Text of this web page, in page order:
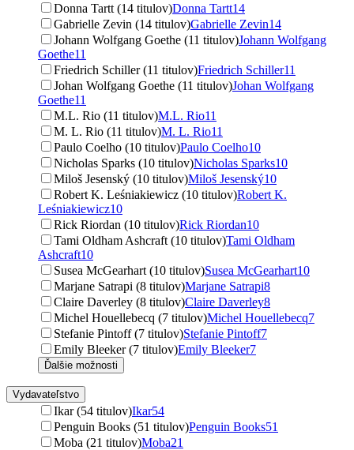
Donna Tartt (14 titulov)Donna Tartt14
Gabrielle Zevin (14 titulov)Gabrielle Zevin14
Johann Wolfgang Goethe (11 titulov)Johann Wolfgang
Goethe11
Friedrich Schiller (11 titulov)Friedrich Schiller11
Johan Wolfgang Goethe (11 titulov)Johan Wolfgang
Goethe11
M.L. Rio (11 titulov)M.L. Rio11
M. L. Rio (11 titulov)M. L. Rio11
Paulo Coelho (10 titulov)Paulo Coelho10
Nicholas Sparks (10 titulov)Nicholas Sparks10
Miloš Jesenský (10 titulov)Miloš Jesenský10
Robert K. Leśniakiewicz (10 titulov)Robert K.
Leśniakiewicz10
Rick Riordan (10 titulov)Rick Riordan10
Tami Oldham Ashcraft (10 titulov)Tami Oldham
Ashcraft10
Susea McGearhart (10 titulov)Susea McGearhart10
Marjane Satrapi (8 titulov)Marjane Satrapi8
Claire Daverley (8 titulov)Claire Daverley8
Michel Houellebecq (7 titulov)Michel Houellebecq7
Stefanie Pintoff (7 titulov)Stefanie Pintoff7
Emily Bleeker (7 titulov)Emily Bleeker7
Ďalšie možnosti
Vydavateľstvo
Ikar (54 titulov)Ikar54
Penguin Books (51 titulov)Penguin Books51
Moba (21 titulov)Moba21